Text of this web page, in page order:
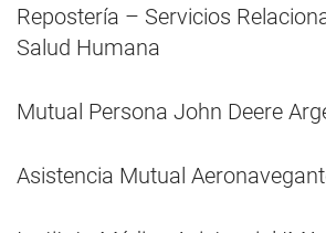
Repostería – Servicios
Salud Humana
Mutual Persona John Deere
Asistencia Mutual